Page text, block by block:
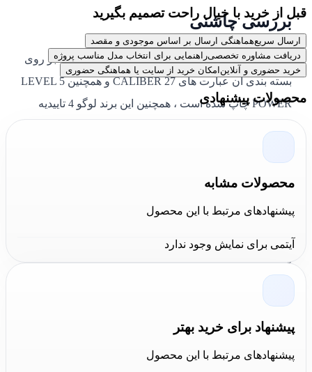
بررسی چاشنی
چاشنی به رنگ قرمز دیگر عضو این محصول بوده که بر روی
بسته بندی آن عبارت های CALIBER 27 و همچنین LEVEL 5
POWER چاپ شده است ، همچنین این برند لوگو 4 تاییدیه
ضخامت آن 2.5 میلی متر بوده اما اندازه گیری دقیق خود هر
و در عرض ۶.۸ میلی متر بوده که جزو اندازه های استاندارد
برای چاشنی میخکوب حساب می شود . رنگ چاشنی قرمز
رنگ بوده و از لحاظ ارتجاعی محصول واکنش مناسبی از خود
چاشنی و عبارت H بر روی پشت هر واشر ثبت شده است .
قبل از خرید با خیال راحت تصمیم بگیرید
ارسال سریعهماهنگی ارسال بر اساس موجودی و مقصد
دریافت مشاوره تخصصیراهنمایی برای انتخاب مدل مناسب پروژه
خرید حضوری و آنلاین امکان خرید از سایت یا هماهنگی حضوری
محصولات پیشنهادی
محصولات مشابه
پیشنهادهای مرتبط با این محصول
آیتمی برای نمایش وجود ندارد
پیشنهاد برای خرید بهتر
پیشنهادهای مرتبط با این محصول